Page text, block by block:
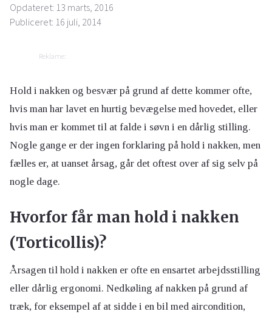
Opdateret: 13 marts, 2016
Publiceret: 16 juli, 2014
Reklame:
Hold i nakken og besvær på grund af dette kommer ofte,
hvis man har lavet en hurtig bevægelse med hovedet, eller
hvis man er kommet til at falde i søvn i en dårlig stilling.
Nogle gange er der ingen forklaring på hold i nakken, men
fælles er, at uanset årsag, går det oftest over af sig selv på
nogle dage.
Hvorfor får man hold i nakken
(Torticollis)?
Årsagen til hold i nakken er ofte en ensartet arbejdsstilling
eller dårlig ergonomi. Nedkøling af nakken på grund af
træk, for eksempel af at sidde i en bil med aircondition,